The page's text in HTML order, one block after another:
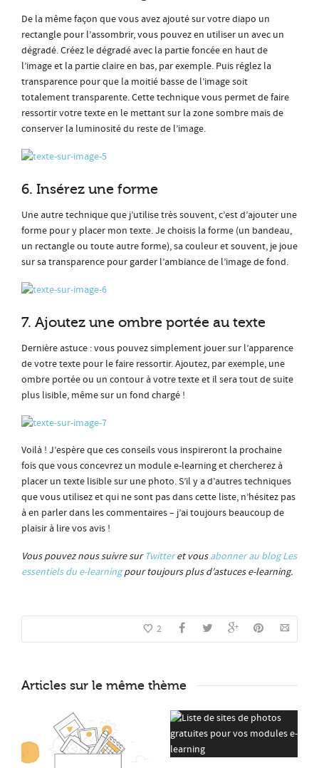
De la même façon que vous avez ajouté sur votre diapo un
rectangle pour l’assombrir, vous pouvez en utiliser un avec un
dégradé. Créez le dégradé avec la partie foncée en haut de
l’image et la partie claire en bas, par exemple. Puis réglez la
transparence pour que la moitié basse de l’image soit
totalement transparente. Cette technique vous permet de faire
ressortir votre texte en le mettant sur la zone sombre mais de
conserver la luminosité du reste de l’image.
6. Insérez une forme
Une autre technique que j’utilise très souvent, c’est d’ajouter une
forme pour y placer mon texte. Je choisis la forme (un bandeau,
un rectangle ou toute autre forme), sa couleur et souvent, je joue
sur sa transparence pour garder l’ambiance de l’image de fond.
7. Ajoutez une ombre portée au texte
Dernière astuce : vous pouvez simplement jouer sur l’apparence
de votre texte pour le faire ressortir. Ajoutez, par exemple, une
ombre portée ou un contour à votre texte et il sera tout de suite
plus lisible, même sur un fond chargé !
Voilà ! J’espère que ces conseils vous inspireront la prochaine
fois que vous concevrez un module e-learning et chercherez à
placer un texte lisible sur une photo. S’il y a d’autres techniques
que vous utilisez et qui ne sont pas dans cette liste, n’hésitez pas
à en parler dans les commentaires – j’ai toujours beaucoup de
plaisir à lire vos avis !
Vous pouvez nous suivre surTwitteret vousabonner au blog Les
essentiels du e-learningpour toujours plus d’astuces e-learning.
2
Articles sur le même thème